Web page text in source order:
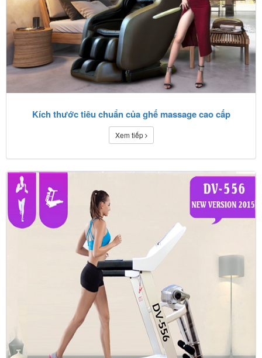
Kích thước tiêu chuẩn của ghế massage cao cấp
Xem tiếp